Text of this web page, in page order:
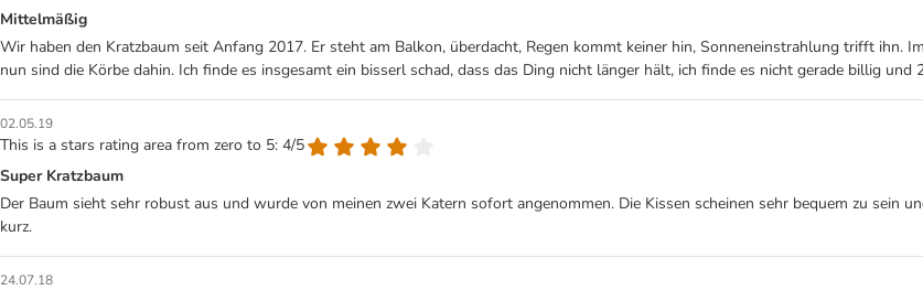
Mittelmäßig
Wir haben den Kratzbaum seit Anfang 2017. Er steht am Balkon, überdacht, Regen kommt keiner hin, Sonneneinstrahlung trifft ihn.
nun sind die Körbe dahin. Ich finde es insgesamt ein bisserl schad, dass das Ding nicht länger hält, ich finde es nicht gerade billig und
02.05.19
This is a stars rating area from zero to 5: 4/5
Super Kratzbaum
Der Baum sieht sehr robust aus und wurde von meinen zwei Katern sofort angenommen. Die Kissen scheinen sehr bequem zu sein
kurz.
24.07.18